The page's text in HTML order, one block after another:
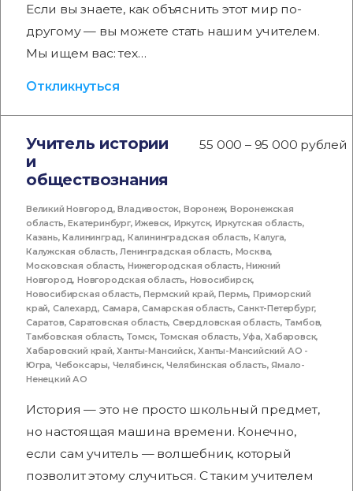
Если вы знаете, как объяснить этот мир по-
другому — вы можете стать нашим учителем.
Мы ищем вас: тех…
Откликнуться
Учитель истории
и
обществознания
55 000 – 95 000 рублей
Великий Новгород,Владивосток, Воронеж,Воронежская
область,Екатеринбург,Ижевск, Иркутск,Иркутская область,
Казань,Калининград, Калининградская область, Калуга,
Калужская область,Ленинградская область, Москва,
Московская область,Нижегородская область,Нижний
Новгород,Новгородская область, Новосибирск,
Новосибирская область,Пермский край,Пермь,Приморский
край, Салехард, Самара,Самарская область,Санкт-Петербург,
Саратов,Саратовская область,Свердловская область, Тамбов,
Тамбовская область,Томск, Томская область,Уфа,Хабаровск,
Хабаровский край,Ханты-Мансийск,Ханты-Мансийский АО -
Югра, Чебоксары, Челябинск,Челябинская область,Ямало-
Ненецкий АО
История — это не просто школьный предмет,
но настоящая машина времени. Конечно,
если сам учитель — волшебник, который
позволит этому случиться. С таким учителем